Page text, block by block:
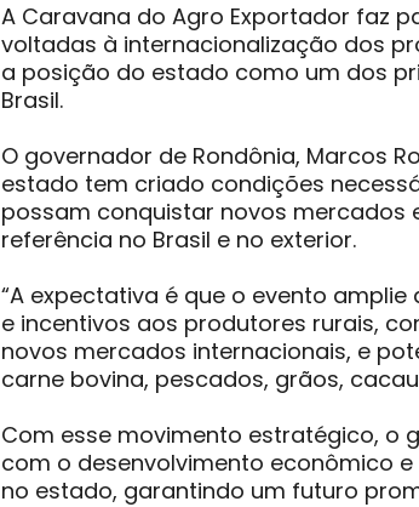
A Caravana do Agro Exportador faz
voltadas à internacionalização dos
a posição do estado como um dos
Brasil.
O governador de Rondônia, Marcos
estado tem criado condições
possam conquistar novos mercados
referência no Brasil e no exterior.
“A expectativa é que o evento
e incentivos aos produtores rurais,
novos mercados internacionais, e
carne bovina, pescados, grãos,
Com esse movimento estratégico, o
com o desenvolvimento econômico
no estado, garantindo um futuro